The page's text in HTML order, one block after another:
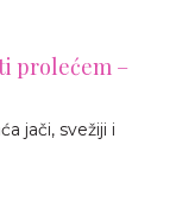
prolećem –
jači, svežiji i